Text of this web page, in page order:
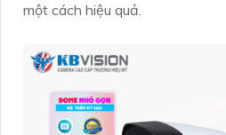
một cách hiệu quả.